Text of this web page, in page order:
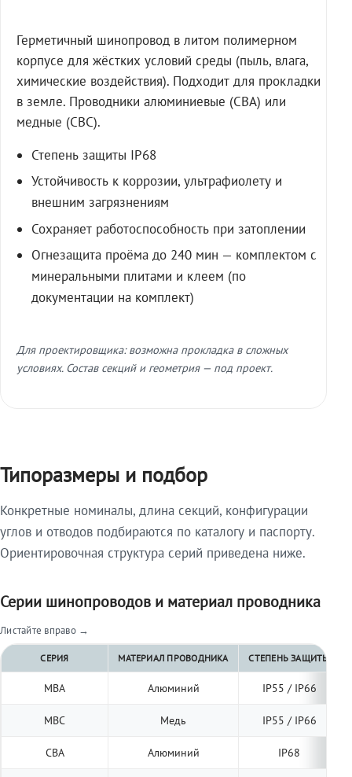
Герметичный шинопровод в литом полимерном
корпусе для жёстких условий среды (пыль, влага,
химические воздействия). Подходит для прокладки
в земле. Проводники алюминиевые (СВА) или
медные (СВС).
Степень защиты IP68
Устойчивость к коррозии, ультрафиолету и
внешним загрязнениям
Сохраняет работоспособность при затоплении
Огнезащита проёма до 240 мин — комплектом с
минеральными плитами и клеем (по
документации на комплект)
Для проектировщика: возможна прокладка в сложных
условиях. Состав секций и геометрия — под проект.
Типоразмеры и подбор
Конкретные номиналы, длина секций, конфигурации
углов и отводов подбираются по каталогу и паспорту.
Ориентировочная структура серий приведена ниже.
Серии шинопроводов и материал проводника
Листайте вправо →
СЕРИЯ МАТЕРИАЛ ПРОВОДНИКА СТЕПЕНЬ ЗАЩИТЫ
МВА Алюминий IP55 / IP66
МВС Медь IP55 / IP66
СВА Алюминий IP68